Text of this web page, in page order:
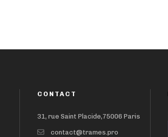
CONTACT
31, rue Saint Placide,75006 Paris
contact@trames.pro